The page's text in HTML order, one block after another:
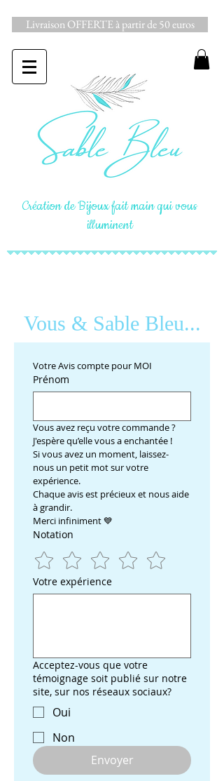
Livraison OFFERTE à partir de 50 euros
Création de Bijoux fait main qui vous
illuminent
Vous & Sable Bleu...
Votre Avis compte pour MOI
Prénom
Si vous avez un moment, laissez-
nous un petit mot sur votre
Chaque avis est précieux et nous aide
Merci infiniment 💙
Notation
Votre expérience
Acceptez-vous que votre
témoignage soit publié sur notre
site, sur nos réseaux sociaux?
Oui
Non
Envoyer